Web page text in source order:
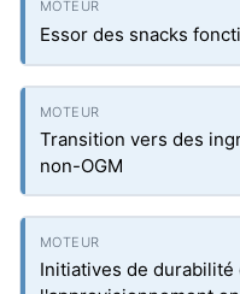
Essor des snacks
Transition vers des
non-OGM
Initiatives de durabilité